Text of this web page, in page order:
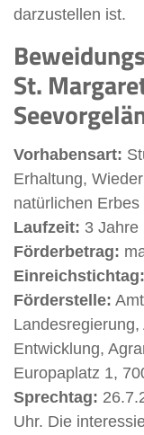
darzustellen ist.
St.
Vorhabensart:
Erhaltung,
natürlichen Erbes
Laufzeit: 3 Jahre
Förderbetrag:
Einreichstichtag:
Förderstelle:
Entwicklung,
Europaplatz 1,
Sprechtag:
Uhr. Die